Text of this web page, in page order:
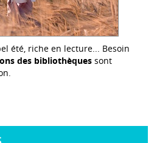
été, riche en lecture... Besoin
des bibliothèques sont